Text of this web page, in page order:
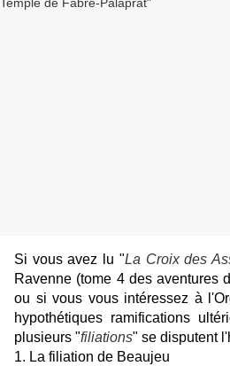
Si vous avez lu "La Croix des
Ravenne (tome 4 des aventures
ou si vous vous intéressez à
hypothétiques ramifications
plusieurs "filiations" se disputent
1. La filiation de Beaujeu